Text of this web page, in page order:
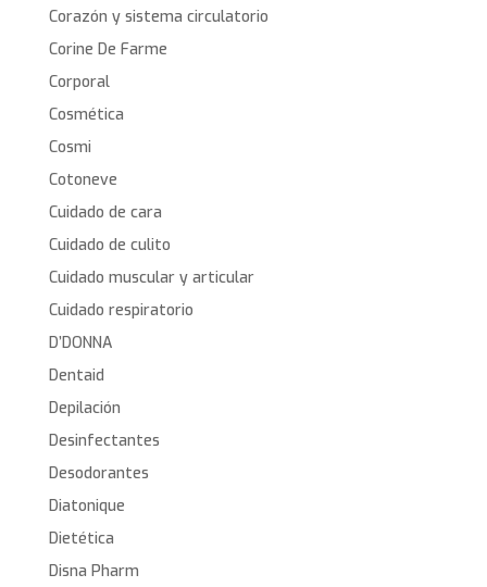
Corazón y sistema circulatorio
Corine De Farme
Corporal
Cosmética
Cosmi
Cotoneve
Cuidado de cara
Cuidado de culito
Cuidado muscular y articular
Cuidado respiratorio
D’DONNA
Dentaid
Depilación
Desinfectantes
Desodorantes
Diatonique
Dietética
Disna Pharm